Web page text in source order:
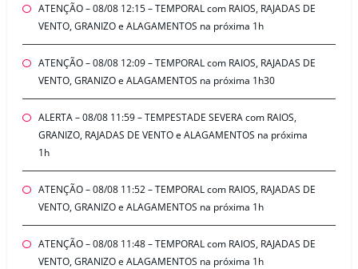
ATENÇÃO – 08/08 12:15 – TEMPORAL com RAIOS, RAJADAS DE
VENTO, GRANIZO e ALAGAMENTOS na próxima 1h
ATENÇÃO – 08/08 12:09 – TEMPORAL com RAIOS, RAJADAS DE
VENTO, GRANIZO e ALAGAMENTOS na próxima 1h30
ALERTA – 08/08 11:59 – TEMPESTADE SEVERA com RAIOS,
GRANIZO, RAJADAS DE VENTO e ALAGAMENTOS na próxima
1h
ATENÇÃO – 08/08 11:52 – TEMPORAL com RAIOS, RAJADAS DE
VENTO, GRANIZO e ALAGAMENTOS na próxima 1h
ATENÇÃO – 08/08 11:48 – TEMPORAL com RAIOS, RAJADAS DE
VENTO, GRANIZO e ALAGAMENTOS na próxima 1h